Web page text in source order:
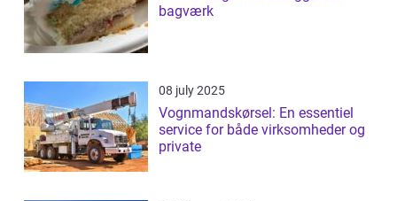
bagværk
08 july 2025
Vognmandskørsel: En essentiel
service for både virksomheder og
private